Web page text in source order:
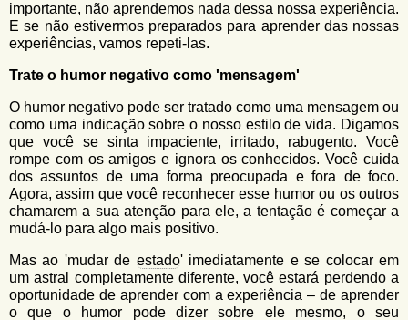
importante, não aprendemos nada dessa nossa experiência.
E se não estivermos preparados para aprender das nossas
experiências, vamos repeti-las.
Trate o humor negativo como 'mensagem'
O humor negativo pode ser tratado como uma mensagem ou
como uma indicação sobre o nosso estilo de vida. Digamos
que você se sinta impaciente, irritado, rabugento. Você
rompe com os amigos e ignora os conhecidos. Você cuida
dos assuntos de uma forma preocupada e fora de foco.
Agora, assim que você reconhecer esse humor ou os outros
chamarem a sua atenção para ele, a tentação é começar a
mudá-lo para algo mais positivo.
Mas ao 'mudar de estado' imediatamente e se colocar em
um astral completamente diferente, você estará perdendo a
oportunidade de aprender com a experiência – de aprender
o que o humor pode dizer sobre ele mesmo, o seu